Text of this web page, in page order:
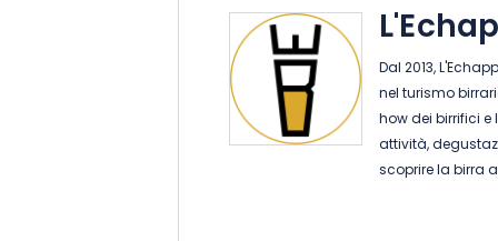
Dal 2013,
nel turismo
how dei birrifici
attività,
scoprire la birra